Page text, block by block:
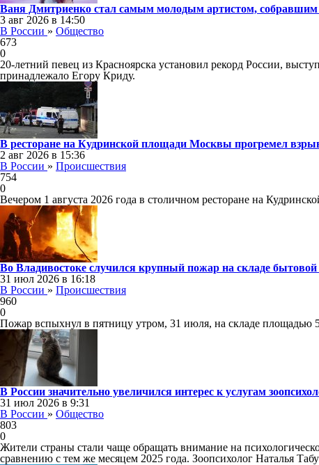
Ваня Дмитриенко стал самым молодым артистом,
3 авг 2026 в 14:50
В России » Общество
673
0
20-летний певец из Красноярска установил рекорд России,
принадлежало Егору Криду.
В ресторане на Кудринской площади Москвы прогремел
2 авг 2026 в 15:36
В России » Происшествия
754
0
Вечером 1 августа 2026 года в столичном ресторане на
Во Владивостоке случился крупный пожар на складе бытовой
31 июл 2026 в 16:18
В России » Происшествия
960
0
Пожар вспыхнул в пятницу утром, 31 июля, на складе площадью
В России значительно увеличился интерес к услугам
31 июл 2026 в 9:31
В России » Общество
803
0
Жители страны стали чаще обращать внимание на
сравнению с тем же месяцем 2025 года. Зоопсихолог Наталья